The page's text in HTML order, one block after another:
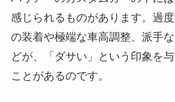
感じられるものがあります。過
の装着や極端な車高調整、派手
どが、「ダサい」という印象を
ことがあるのです。